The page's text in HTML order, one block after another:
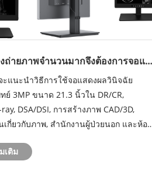
ถ่ายภาพจำนวนมากจึงต้องการจอแส
ฉัยทางการแพทย์ขนาด 3MP ขนาด
แนะนำวิธีการใช้จอแสดงผลวินิจฉัย
ย์ 3MP ขนาด 21.3 นิ้วใน DR/CR,
DSA/DSI, การสร้างภาพ CAD/3D,
เกี่ยวกับภาพ, สำนักงานผู้ป่วยนอก และห้อง
ย์จึงต้องการจอแสดงผลระดับมืออาชีพที่
เติม